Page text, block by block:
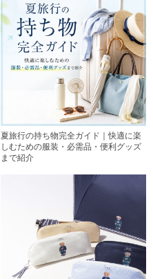
夏旅行の持ち物完全ガイド｜快適に楽
しむための服装・必需品・便利グッズ
まで紹介